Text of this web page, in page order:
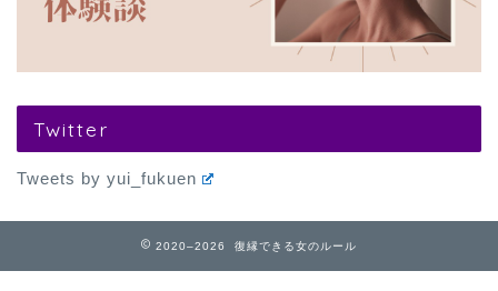
Twitter
Tweets by yui_fukuen
2020–2026 復縁できる女のルール